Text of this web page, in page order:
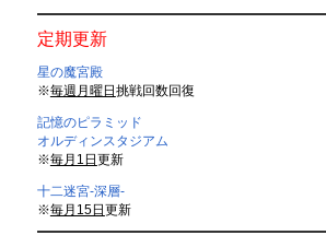
定期更新
星の魔宮殿
※毎週月曜日 挑戦回数回復
記憶のピラミッド
オルディンスタジアム
※毎月1日 更新
十二迷宮-深層-
※毎月15日更新